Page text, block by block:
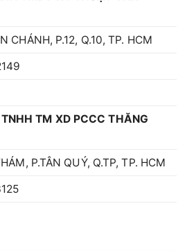
CHÁNH, P.12, Q.10, TP. HCM
TM XD PCCC THĂNG
P.TÂN QUÝ, Q.TP, TP. HCM